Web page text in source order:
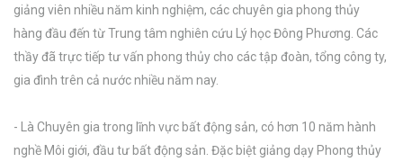
giảng viên nhiều năm kinh nghiệm, các chuyên gia phong thủy
hàng đầu đến từ Trung tâm nghiên cứu Lý học Đông Phương. Các
thầy đã trực tiếp tư vấn phong thủy cho các tập đoàn, tổng công ty,
gia đình trên cả nước nhiều năm nay.
- Là Chuyên gia trong lĩnh vực bất động sản, có hơn 10 năm hành
nghề Môi giới, đầu tư bất động sản. Đặc biệt giảng dạy Phong thủy